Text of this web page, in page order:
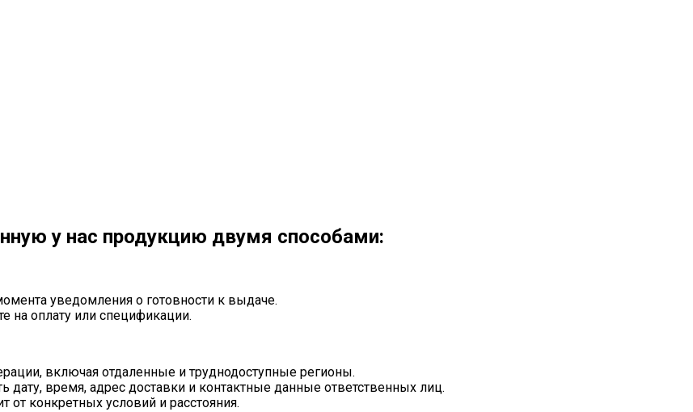
у нас продукцию двумя способами:
уведомления о готовности к выдаче.
на оплату или спецификации.
включая отдаленные и труднодоступные регионы.
дату, время, адрес доставки и контактные данные ответственных лиц.
от конкретных условий и расстояния.